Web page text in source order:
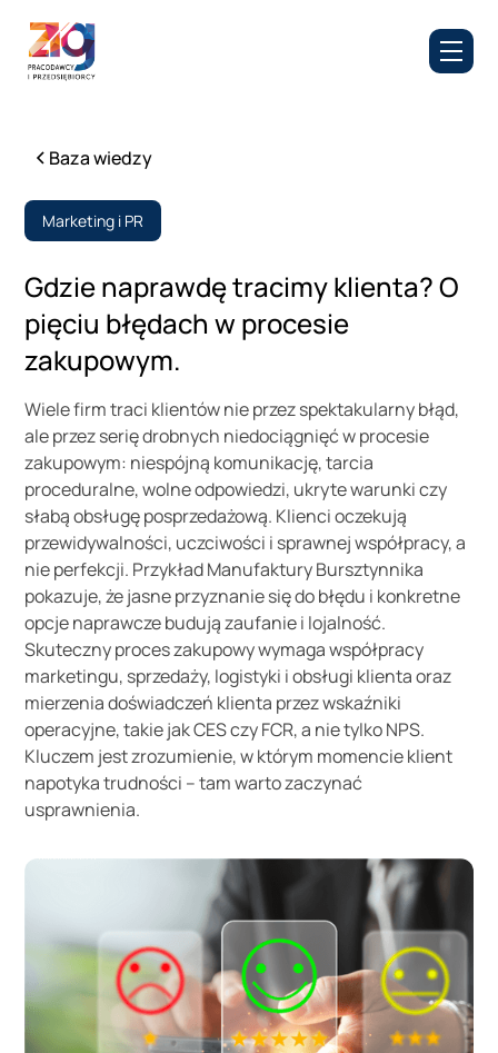
Baza wiedzy
Marketing i PR
Gdzie naprawdę tracimy klienta? O
pięciu błędach w procesie
zakupowym.
Wiele firm traci klientów nie przez spektakularny błąd,
ale przez serię drobnych niedociągnięć w procesie
zakupowym: niespójną komunikację, tarcia
proceduralne, wolne odpowiedzi, ukryte warunki czy
słabą obsługę posprzedażową. Klienci oczekują
przewidywalności, uczciwości i sprawnej współpracy, a
nie perfekcji. Przykład Manufaktury Bursztynnika
pokazuje, że jasne przyznanie się do błędu i konkretne
opcje naprawcze budują zaufanie i lojalność.
Skuteczny proces zakupowy wymaga współpracy
marketingu, sprzedaży, logistyki i obsługi klienta oraz
mierzenia doświadczeń klienta przez wskaźniki
operacyjne, takie jak CES czy FCR, a nie tylko NPS.
Kluczem jest zrozumienie, w którym momencie klient
napotyka trudności – tam warto zaczynać
usprawnienia.